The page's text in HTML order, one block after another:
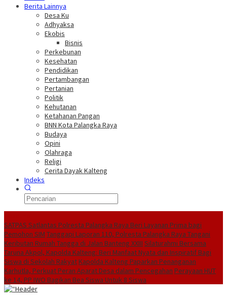
Berita Lainnya
Desa Ku
Adhyaksa
Ekobis
Bisnis
Perkebunan
Kesehatan
Pendidikan
Pertambangan
Pertanian
Politik
Kehutanan
Ketahanan Pangan
BNN Kota Palangka Raya
Budaya
Opini
Olahraga
Religi
Cerita Dayak Kalteng
Indeks
SATPAS Satlantas Polresta Palangka Raya Beri Layanan Prima bagi
Pemohon SIM Tanggapi Laporan 110, Polresta Palangka Raya Tangani
Keributan Rumah Tangga di Jalan Banteng XXIII Silaturahmi Bersama
Taruna Akpol, Kapolda Kalteng: Beri Manfaat Nyata dan Inspiratif Bagi
Siswa di Sekolah RakyatKapolda Kalteng Paparkan Penanganan
Karhutla, Perkuat Peran Aparat Desa dalam Pencegahan Perayaan HUT
ke 14, PP IWO Bagikan Bea Siswa Untuk 8 Siswa